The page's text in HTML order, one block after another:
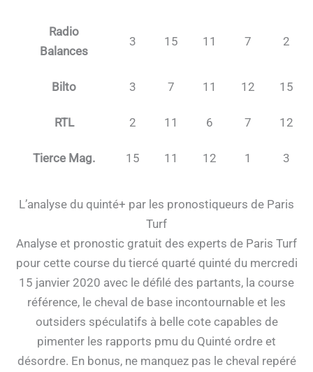
Radio
Balances
3 15 11 7 2
Bilto 3 7 11 12 15
RTL 2 11 6 7 12
Tierce Mag. 15 11 12 1 3
L’analyse du quinté+ par les pronostiqueurs de Paris
Turf
Analyse et pronostic gratuit des experts de Paris Turf
pour cette course du tiercé quarté quinté du mercredi
15 janvier 2020 avec le défilé des partants, la course
référence, le cheval de base incontournable et les
outsiders spéculatifs à belle cote capables de
pimenter les rapports pmu du Quinté ordre et
désordre. En bonus, ne manquez pas le cheval repéré